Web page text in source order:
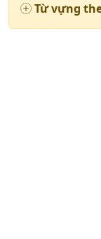
Từ vựng